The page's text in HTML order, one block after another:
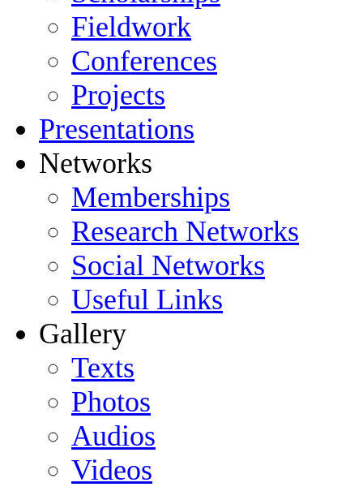
Fieldwork
Conferences
Projects
Presentations
Networks
Memberships
Research Networks
Social Networks
Useful Links
Gallery
Texts
Photos
Audios
Videos